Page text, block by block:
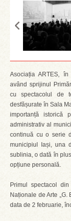
Asociația ARTES,
având sprijinul
cu spectacolul de
desfășurate în Sala
importanță istorică
administrativ al
continuă cu o serie
municipiul Iași, una
sublinia, o dată în
opțiune personală.
Primul spectacol
Naționale de Arte
data de 2 februarie,